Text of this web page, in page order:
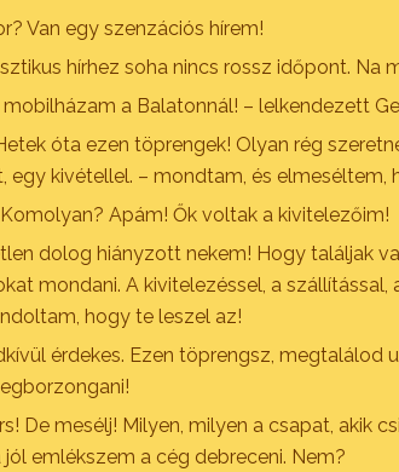
Van egy szenzációs hírem!
hírhez soha nincs rossz időpont. Na
a Balatonnál! – lelkendezett
óta ezen töprengek! Olyan rég
egy kivétellel. – mondtam, és
Apám! Ők voltak a kivitelezőim!
dolog hiányzott nekem! Hogy találjak
mondani. A kivitelezéssel, a szállítással,
hogy te leszel az!
érdekes. Ezen töprengsz, megtalálod
De mesélj! Milyen, milyen a csapat, akik
emlékszem a cég debreceni. Nem?